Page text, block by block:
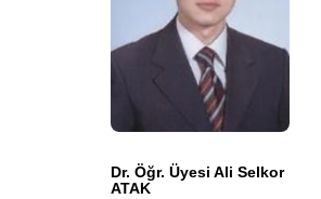
Dr. Öğr. Üyesi Ali Selkor
ATAK